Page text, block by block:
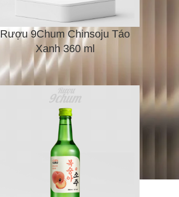
Rượu 9Chum Chinsoju Táo
Xanh 360 ml